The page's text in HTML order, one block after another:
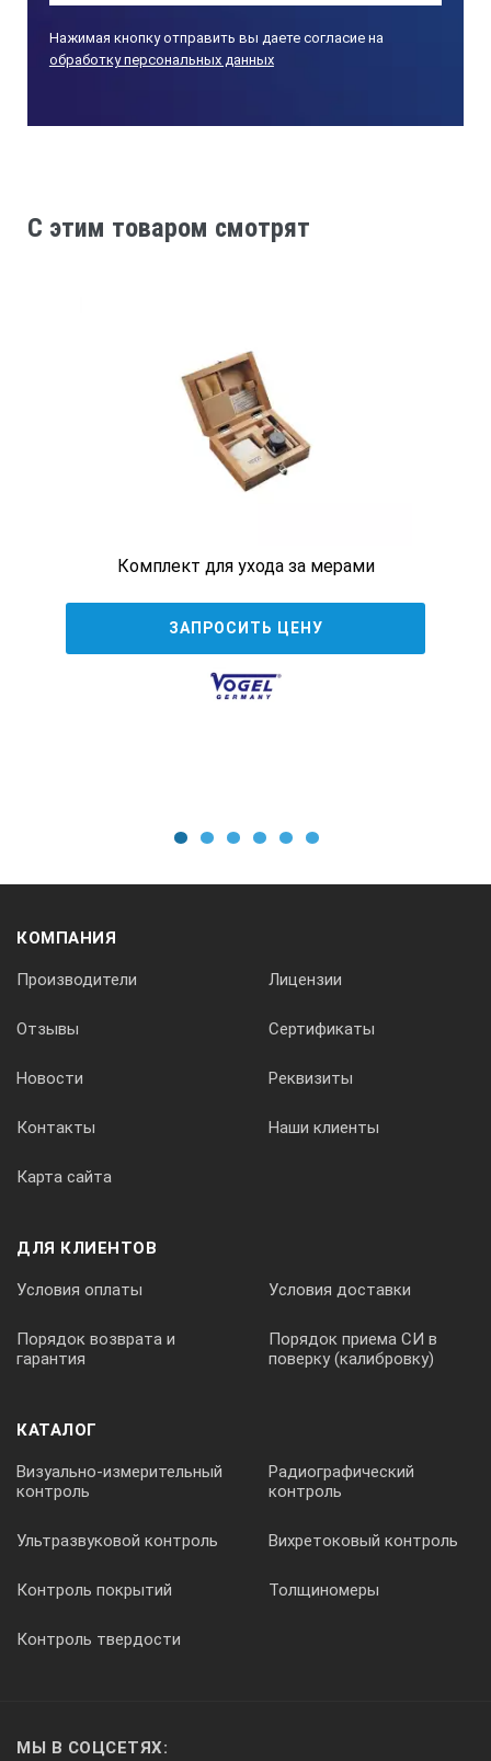
167-104
100
150
±4,5
7,9
9,4
167-109
225
±5,5
9,4
±6
Нажимая кнопку отправить вы даете согласие на
обработку персональных данных
C этим товаром смотрят
Комплект для ухода за мерами
ЗАПРОСИТЬ ЦЕНУ
КОМПАНИЯ
Производители Лицензии
Отзывы Сертификаты
Новости Реквизиты
Контакты Наши клиенты
Карта сайта
ДЛЯ КЛИЕНТОВ
Условия оплаты Условия доставки
Порядок возврата и
гарантия
Порядок приема СИ в
поверку (калибровку)
КАТАЛОГ
Визуально-измерительный
контроль
Радиографический
контроль
Ультразвуковой контроль Вихретоковый контроль
Контроль покрытий Толщиномеры
Контроль твердости
МЫ В СОЦСЕТЯХ: